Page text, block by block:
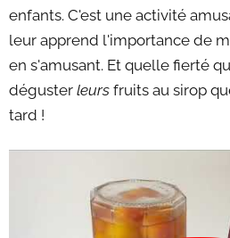
enfants. C'est une activité
leur apprend l'importance de
en s'amusant. Et quelle fierté
déguster leurs fruits au sirop
tard !